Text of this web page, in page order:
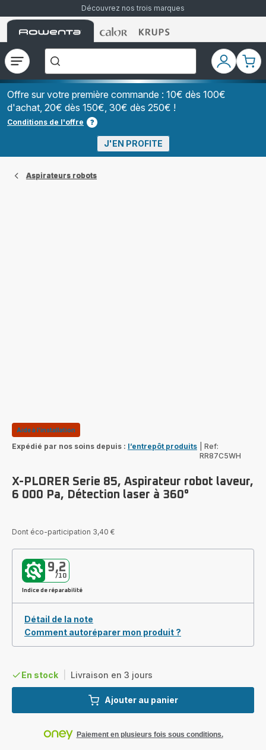
Découvrez nos trois marques
Accueil
Rowenta
Accueil
Rowenta
Accueil
Rowenta
Ouvrir
le
menu
recherchez-
vous
?","Aspirateurs
à
Grains","Centrales
Vapeurs","Sèche
Cheveux"]
Mon
compte
Mon
Offre sur votre première commande : 10€ dès 100€
d'achat, 20€ dès 150€, 30€ dès 250€ !
Conditions de l'offre
J'EN PROFITE
Aspirateurs robots
Aide à l'installation
Expédié par nos soins depuis : l’entrepôt produits
Ref:
RR87C5WH
X-PLORER Serie 85, Aspirateur robot laveur,
6 000 Pa, Détection laser à 360°
Dont éco-participation 3,40 €
9,2
/10
Indice de réparabilité
Détail de la note
Comment autoréparer mon produit ?
En stock Livraison en 3 jours
Ajouter au panier
Paiement en plusieurs fois sous conditions.